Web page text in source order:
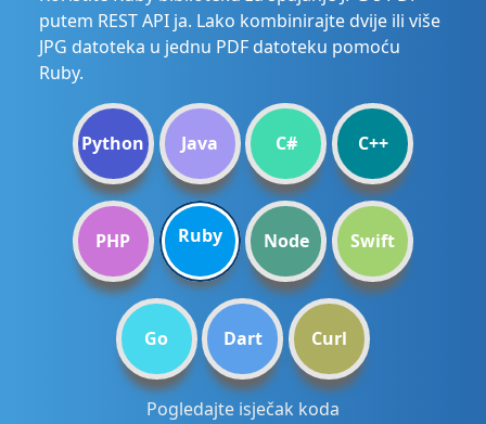
putem REST API ja. Lako kombinirajte dvije ili više
JPG datoteka u jednu PDF datoteku pomoću
Ruby.
Python Java C# C++
PHP Ruby Node Swift
Go Dart Curl
Pogledajte isječak koda